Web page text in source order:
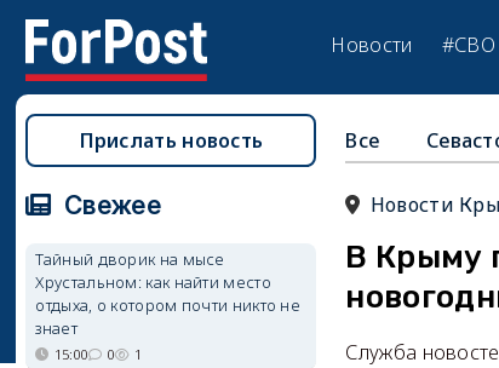
Новости #СВО
Все
Новости
В Крыму
Служба
Прислать новость
Свежее
Тайный дворик на мысе
Хрустальном: как найти место
отдыха, о котором почти никто не
знает
15:00 0 1